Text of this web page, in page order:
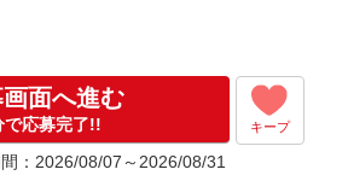
面へ進む
で応募完了!! キープ
：2026/08/07～2026/08/31